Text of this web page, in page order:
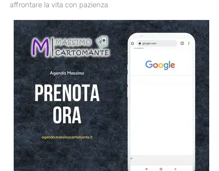
affrontare la vita con pazienza